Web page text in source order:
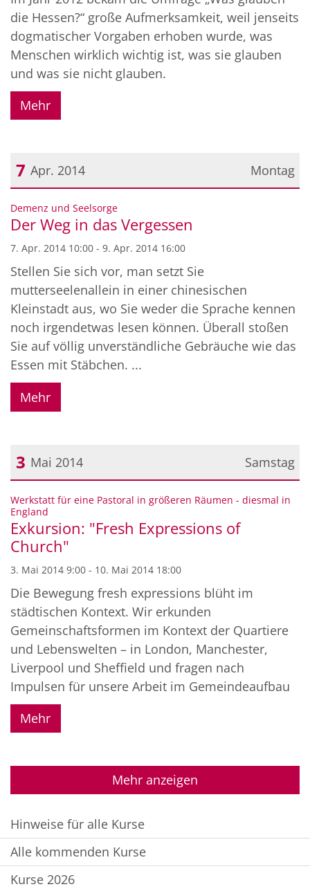
die Hessen?“ große Aufmerksamkeit, weil jenseits
dogmatischer Vorgaben erhoben wurde, was
Menschen wirklich wichtig ist, was sie glauben
und was sie nicht glauben.
Mehr
Montag
7 Apr. 2014
Datum: 7. April 2014
Demenz und Seelsorge:
Der Weg in das Vergessen
7. Apr. 2014 10:00 - 9. Apr. 2014 16:00
Stellen Sie sich vor, man setzt Sie
mutterseelenallein in einer chinesischen
Kleinstadt aus, wo Sie weder die Sprache kennen
noch irgendetwas lesen können. Überall stoßen
Sie auf völlig unverständliche Gebräuche wie das
Essen mit Stäbchen. ...
Mehr
Samstag
3 Mai 2014
Datum: 3. Mai 2014
Werkstatt für eine Pastoral in größeren Räumen - diesmal in
England
Exkursion: "Fresh Expressions of
Church"
3. Mai 2014 9:00 - 10. Mai 2014 18:00
Die Bewegung fresh expressions blüht im
städtischen Kontext. Wir erkunden
Gemeinschaftsformen im Kontext der Quartiere
und Lebenswelten – in London, Manchester,
Liverpool und Sheffield und fragen nach
Impulsen für unsere Arbeit im Gemeindeaufbau
Mehr
Mehr anzeigen
Hinweise für alle Kurse
Alle kommenden Kurse
Kurse 2026